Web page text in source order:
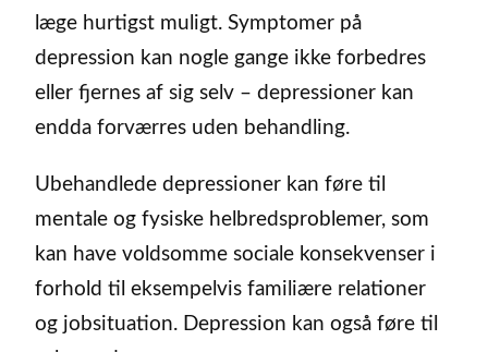
læge hurtigst muligt. Symptomer på
depression kan nogle gange ikke forbedres
eller fjernes af sig selv – depressioner kan
endda forværres uden behandling.
Ubehandlede depressioner kan føre til
mentale og fysiske helbredsproblemer, som
kan have voldsomme sociale konsekvenser i
forhold til eksempelvis familiære relationer
og jobsituation. Depression kan også føre til